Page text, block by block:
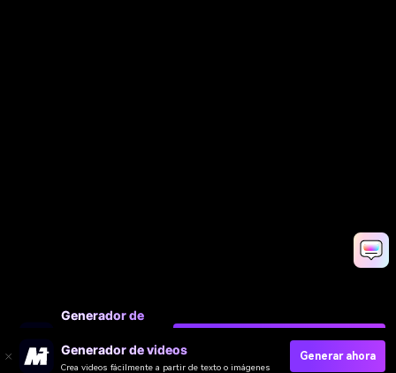
Generador de
Crea videos fácilmente a
partir de texto o imágenes
Generar ahora
Generador de videos
Crea videos fácilmente a partir de texto o imágenes
Generar ahora